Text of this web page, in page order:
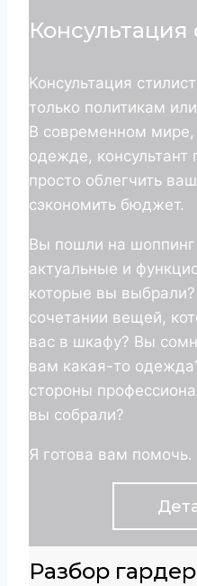
Консультация
Консультация
только политикам
В современном мире,
одежде, консультант
просто облегчить
сэкономить бюджет.
Вы пошли на шоппинг
актуальные и
которые вы
сочетании вещей,
вас в шкафу? Вы
вам какая-то
стороны
вы собрали?
Я готова вам помочь.
Разбор